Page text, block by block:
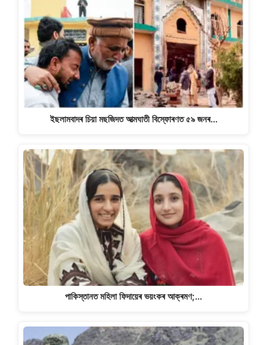
ইছলামবাদৰ চিয়া মছজিদত আত্মঘাতী বিস্ফোৰণত ৫৯ জনৰ…
পাকিস্তানত মহিলা ফিদায়েৰ ভয়ংকৰ আক্ৰমণ;…